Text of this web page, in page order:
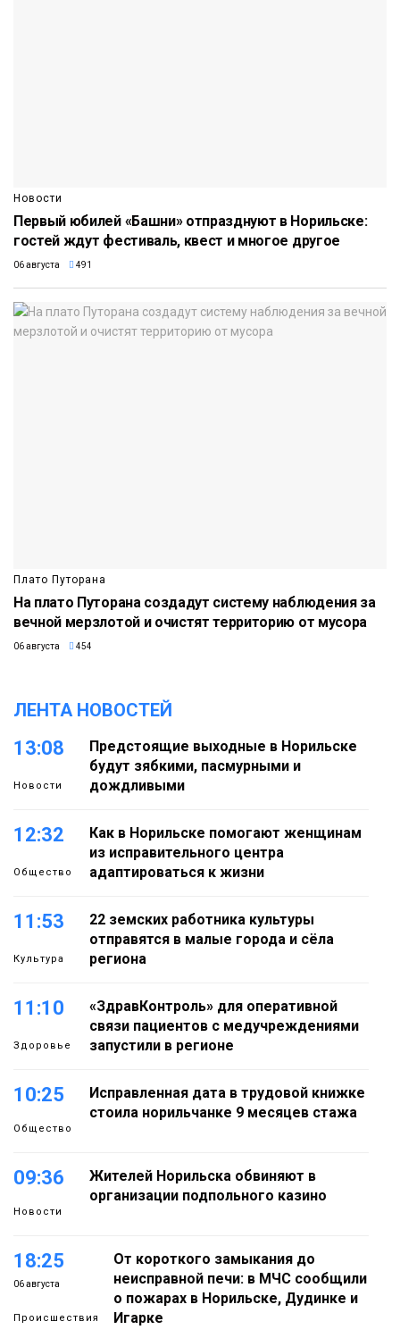
Новости
Первый юбилей «Башни» отпразднуют в Норильске:
гостей ждут фестиваль, квест и многое другое
06 августа 491
Плато Путорана
На плато Путорана создадут систему наблюдения за
вечной мерзлотой и очистят территорию от мусора
06 августа 454
ЛЕНТА НОВОСТЕЙ
13:08
Новости
Предстоящие выходные в Норильске
будут зябкими, пасмурными и
дождливыми
12:32
Общество
Как в Норильске помогают женщинам
из исправительного центра
адаптироваться к жизни
11:53
Культура
22 земских работника культуры
отправятся в малые города и сёла
региона
11:10
Здоровье
«ЗдравКонтроль» для оперативной
связи пациентов с медучреждениями
запустили в регионе
10:25
Общество
Исправленная дата в трудовой книжке
стоила норильчанке 9 месяцев стажа
09:36
Новости
Жителей Норильска обвиняют в
организации подпольного казино
18:25
06 августа
Происшествия
От короткого замыкания до
неисправной печи: в МЧС сообщили
о пожарах в Норильске, Дудинке и
Игарке